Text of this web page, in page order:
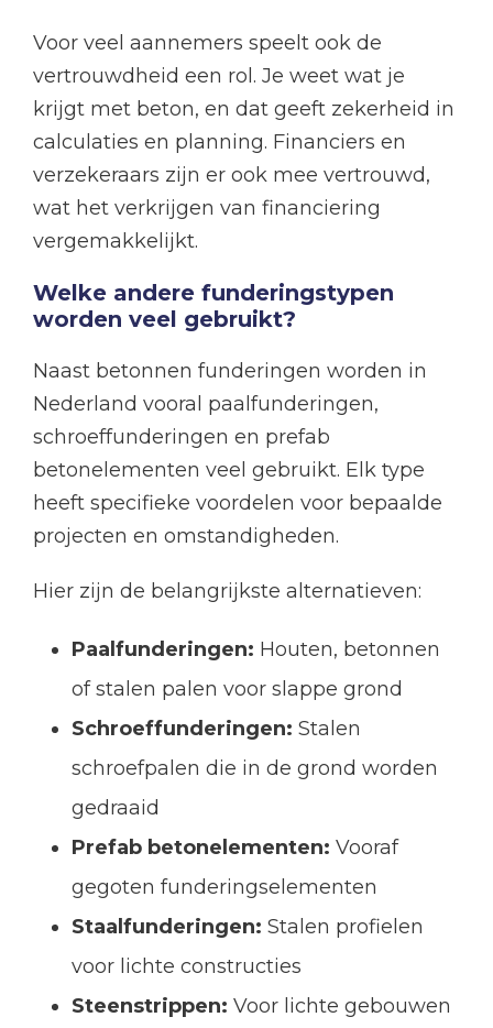
Voor veel aannemers speelt ook de
vertrouwdheid een rol. Je weet wat je
krijgt met beton, en dat geeft zekerheid in
calculaties en planning. Financiers en
verzekeraars zijn er ook mee vertrouwd,
wat het verkrijgen van financiering
vergemakkelijkt.
Welke andere funderingstypen
worden veel gebruikt?
Naast betonnen funderingen worden in
Nederland vooral paalfunderingen,
schroeffunderingen en prefab
betonelementen veel gebruikt. Elk type
heeft specifieke voordelen voor bepaalde
projecten en omstandigheden.
Hier zijn de belangrijkste alternatieven:
Paalfunderingen: Houten, betonnen
of stalen palen voor slappe grond
Schroeffunderingen: Stalen
schroefpalen die in de grond worden
gedraaid
Prefab betonelementen: Vooraf
gegoten funderingselementen
Staalfunderingen: Stalen profielen
voor lichte constructies
Steenstrippen: Voor lichte gebouwen